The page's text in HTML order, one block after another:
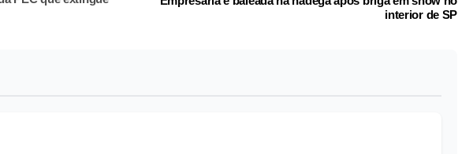
interior de SP